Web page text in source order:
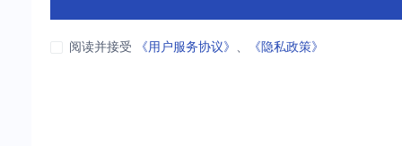
阅读并接受 《用户服务协议》 、 《隐私政策》